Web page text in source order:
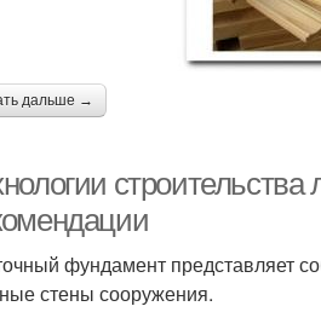
дальше →
фундамент представляет
стены сооружения.